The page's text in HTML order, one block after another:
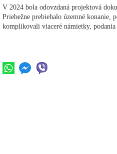
V 2024 bola odovzdaná projektová
Priebežne prebiehalo územné konanie,
komplikovali viaceré námietky, podania